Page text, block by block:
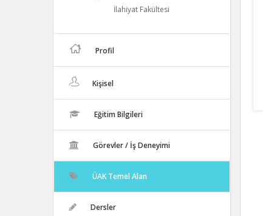
İlahiyat Fakültesi
Profil
Kişisel
Eğitim Bilgileri
Görevler / İş Deneyimi
ÜAK Temel Alan
Dersler